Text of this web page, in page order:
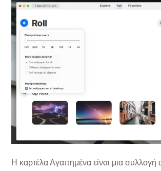
Η καρτέλα Αγαπημένα είναι μια συλλογή